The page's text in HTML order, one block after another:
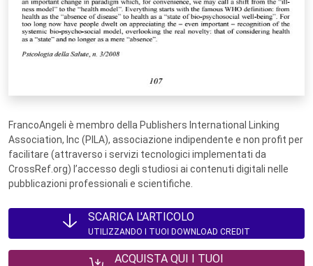
FrancoAngeli è membro della Publishers International Linking
Association, Inc (PILA), associazione indipendente e non profit per
facilitare (attraverso i servizi tecnologici implementati da
CrossRef.org) l’accesso degli studiosi ai contenuti digitali nelle
pubblicazioni professionali e scientifiche.
SCARICA L'ARTICOLO
UTILIZZANDO I TUOI DOWNLOAD CREDIT
ACQUISTA QUI I TUOI